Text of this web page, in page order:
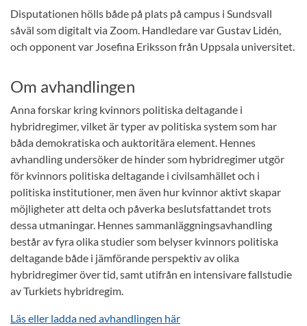
Disputationen hölls både på plats på campus i Sundsvall
såväl som digitalt via Zoom. Handledare var Gustav Lidén,
och opponent var Josefina Eriksson från Uppsala universitet.
Om avhandlingen
Anna forskar kring kvinnors politiska deltagande i
hybridregimer, vilket är typer av politiska system som har
båda demokratiska och auktoritära element. Hennes
avhandling undersöker de hinder som hybridregimer utgör
för kvinnors politiska deltagande i civilsamhället och i
politiska institutioner, men även hur kvinnor aktivt skapar
möjligheter att delta och påverka beslutsfattandet trots
dessa utmaningar. Hennes sammanläggningsavhandling
består av fyra olika studier som belyser kvinnors politiska
deltagande både i jämförande perspektiv av olika
hybridregimer över tid, samt utifrån en intensivare fallstudie
av Turkiets hybridregim.
Läs eller ladda ned avhandlingen här